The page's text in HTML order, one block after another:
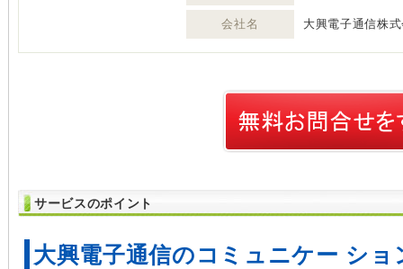
会社名 大興電子通信株
サービスのポイント
大興電子通信のコミュニケー シ